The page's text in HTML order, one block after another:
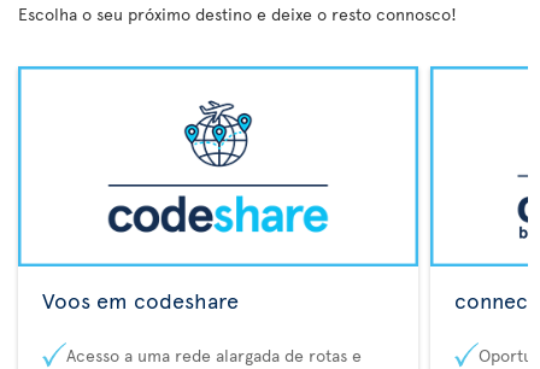
Escolha o seu próximo destino e deixe o resto connosco!
Voos em codeshare
Acesso a uma rede alargada de rotas e